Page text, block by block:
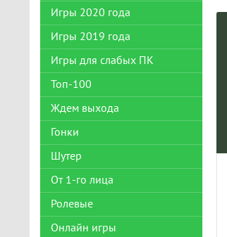
Игры 2020 года
Игры 2019 года
Игры для слабых ПК
Топ-100
Ждем выхода
Гонки
Шутер
От 1-го лица
Ролевые
Онлайн игры